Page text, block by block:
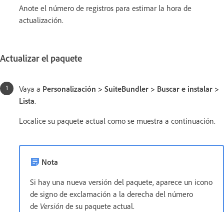
Anote el número de registros para estimar la hora de
actualización.
Actualizar el paquete
Vaya a Personalización > SuiteBundler > Buscar e instalar >
Lista.
Localice su paquete actual como se muestra a continuación.
Nota
Si hay una nueva versión del paquete, aparece un icono
de signo de exclamación a la derecha del número
de Versión de su paquete actual.